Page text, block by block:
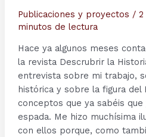
Publicaciones y proyectos / 2
minutos de lectura
Hace ya algunos meses
la revista Descrubrir la
entrevista sobre mi trabajo,
histórica y sobre la figura del
conceptos que ya sabéis
espada. Me hizo muchísima
con ellos porque, como